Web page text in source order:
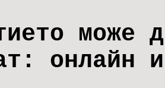
може
онлайн